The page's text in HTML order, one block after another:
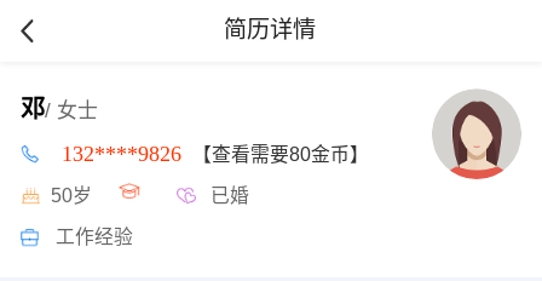
简历详情
邓/ 女士
132****9826 【查看需要80金币】
50岁 已婚
工作经验